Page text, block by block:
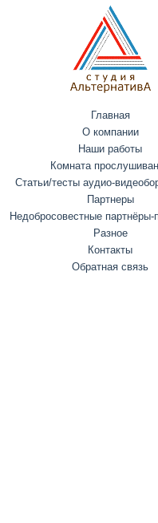
Главная
О компании
Наши работы
Комната
Статьи/тесты аудио-
Партнеры
Недобросовестные партнёры-
Разное
Контакты
Обратная связь